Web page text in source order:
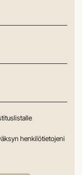
henkilötietojeni